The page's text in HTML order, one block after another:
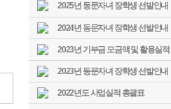
2025년 동문자녀 장학생 선발안내
2024년 동문자녀 장학생 선발안내
2023년 기부금 모금액 및 활용실
2023년 동문자녀 장학생 선발안내
2022년도 사업실적 총괄표